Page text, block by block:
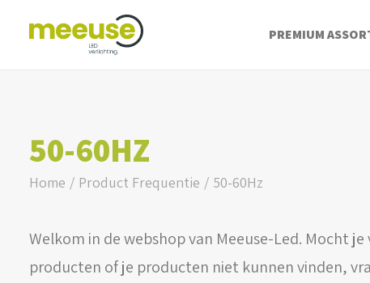
PREMIUM
50-60HZ
Home Product Frequentie 50-60Hz
Welkom in de webshop van Meeuse-Led. Mocht
producten of je producten niet kunnen vinden,